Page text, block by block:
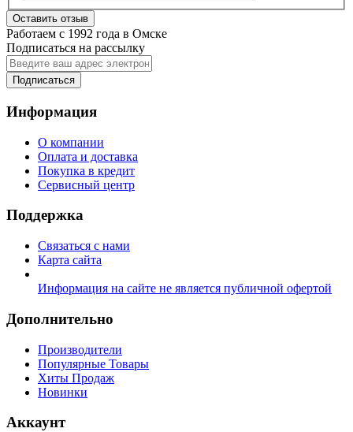
Оставить отзыв
Работаем с 1992 года в Омске
Подписаться на рассылку
Подписаться
Информация
О компании
Оплата и доставка
Покупка в кредит
Сервисный центр
Поддержка
Связаться с нами
Карта сайта
Информация на сайте не является публичной офертой
Дополнительно
Производители
Популярные Товары
Хиты Продаж
Новинки
Аккаунт